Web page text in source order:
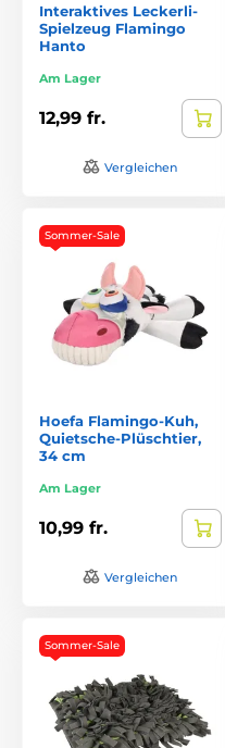
Interaktives Leckerli-
Spielzeug Flamingo
Hanto
Am Lager
12,99 fr.
Vergleichen
Sommer-Sale
Hoefa Flamingo-Kuh,
Quietsche-Plüschtier,
34 cm
Am Lager
10,99 fr.
Vergleichen
Sommer-Sale